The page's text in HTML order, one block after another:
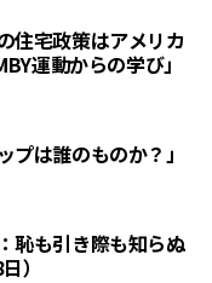
住宅政策はアメリカ
運動からの学び」
は誰のものか？」
恥も引き際も知らぬ
）